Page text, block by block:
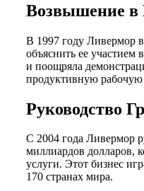
Возвышение в
В 1997 году Ливермор
объяснить ее участием
и поощряла
продуктивную рабочую
Руководство
С 2004 года Ливермор
миллиардов долларов,
услуги. Этот бизнес
170 странах мира.